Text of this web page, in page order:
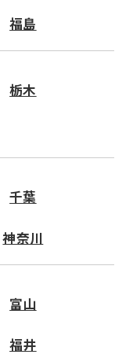
福島
栃木
千葉
神奈川
富山
福井